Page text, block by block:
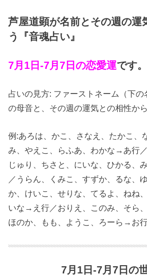
芦屋道顕が名前とその週の運
う『音魂占い』
7月1日-7月7日の恋愛運です。
占いの見方: ファーストネーム（下
の母音と、その週の運気との相性か
例:あろは、かこ、さなえ、たかこ、
み、やえこ、らふあ、わかな→あ行／
じゅり、ちさと、にいな、ひかる、
／うらん、くみこ、すずか、るな、
か、けいこ、せりな、てるよ、ねね
いな→え行／おりえ、このみ、そら
ほのか、もも、ようこ、ろーら→お
7月1日-7月7日の